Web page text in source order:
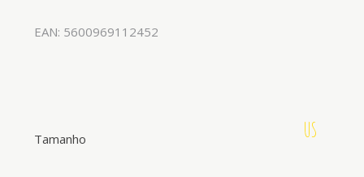
EAN: 5600969112452
Tamanho US